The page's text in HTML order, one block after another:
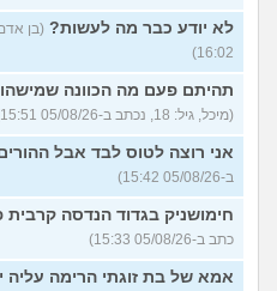
מסאג׳יסט מעורער
(מסאג׳יסט מעורער, בן 26)
אנחנו מקיימים יחסים עם
בגדים וזה לא מפריע לבעלי,
מה לעשות?
(דיאנה, בת 42)
מחזור לאחר כמה שעות, זה
בטוח?
(שלומי, בן 21)
נשוי מפנטז על ליידיבויס
(מאטיטיהו, בן 37)
למישהו יש עצה איך לדכא את
החשק המיני?
(יפה, בת 43)
לא יודע כבר מה לעשות?
16:02)
תהיתם פעם מה הכוונה
(מיכל, גיל: 18, נכתב ב-05/08/26 15:51)
אני רוצה לטוס לבד אבל
ב-05/08/26 15:42)
חימושניק בגדוד הנדסה קרבית
כתב ב-05/08/26 15:33)
אמא של בת זוגתי הרימה עליה